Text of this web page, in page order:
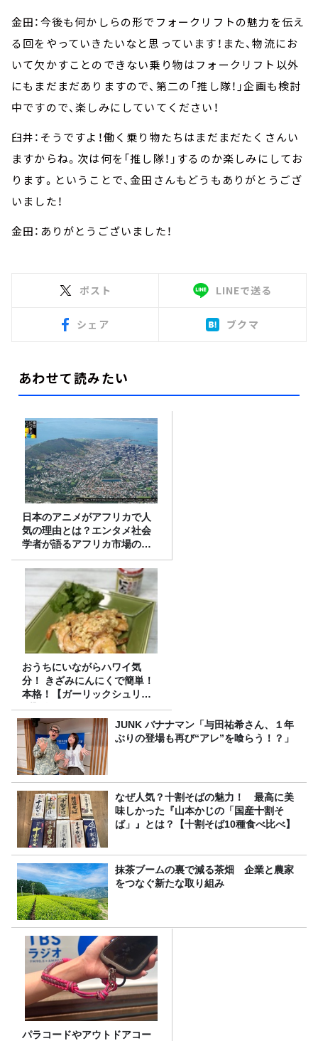
金田：今後も何かしらの形でフォークリフトの魅力を伝え
る回をやっていきたいなと思っています！また、物流にお
いて欠かすことのできない乗り物はフォークリフト以外
にもまだまだありますので、第二の「推し隊！」企画も検討
中ですので、楽しみにしていてください！
臼井：そうですよ！働く乗り物たちはまだまだたくさんい
ますからね。次は何を「推し隊！」するのか楽しみにしてお
ります。ということで、金田さんもどうもありがとうござ
いました！
金田：ありがとうございました！
ポスト LINEで送る
シェア ブクマ
あわせて読みたい
日本のアニメがアフリカで人
気の理由とは？エンタメ社会
学者が語るアフリカ市場のリ
アル
おうちにいながらハワイ気
分！ きざみにんにくで簡単！
本格！【ガーリックシュリン
プ】 桃屋のかんたんレシピ
JUNK バナナマン「与田祐希さん、１年
ぶりの登場も再び“アレ”を喰らう！？」
なぜ人気？十割そばの魅力！ 最高に美
味しかった『山本かじの「国産十割そ
ば」』とは？【十割そば10種食べ比べ】
抹茶ブームの裏で減る茶畑 企業と農家
をつなぐ新たな取り組み
パラコードやアウトドアコー